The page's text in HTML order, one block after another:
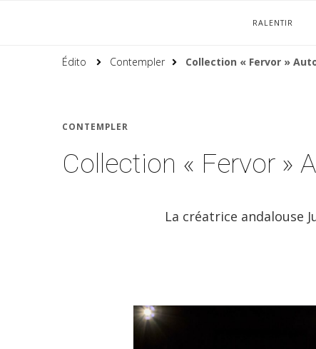
RALENTIR
Édito Contempler Collection « Fervor »
CONTEMPLER
Collection « Fervor »
La créatrice andalouse